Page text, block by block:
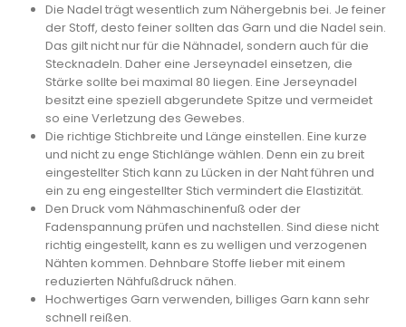
Die Nadel trägt wesentlich zum Nähergebnis bei. Je feiner
der Stoff, desto feiner sollten das Garn und die Nadel sein.
Das gilt nicht nur für die Nähnadel, sondern auch für die
Stecknadeln. Daher eine Jerseynadel einsetzen, die
Stärke sollte bei maximal 80 liegen. Eine Jerseynadel
besitzt eine speziell abgerundete Spitze und vermeidet
so eine Verletzung des Gewebes.
Die richtige Stichbreite und Länge einstellen. Eine kurze
und nicht zu enge Stichlänge wählen. Denn ein zu breit
eingestellter Stich kann zu Lücken in der Naht führen und
ein zu eng eingestellter Stich vermindert die Elastizität.
Den Druck vom Nähmaschinenfuß oder der
Fadenspannung prüfen und nachstellen. Sind diese nicht
richtig eingestellt, kann es zu welligen und verzogenen
Nähten kommen. Dehnbare Stoffe lieber mit einem
reduzierten Nähfußdruck nähen.
Hochwertiges Garn verwenden, billiges Garn kann sehr
schnell reißen.